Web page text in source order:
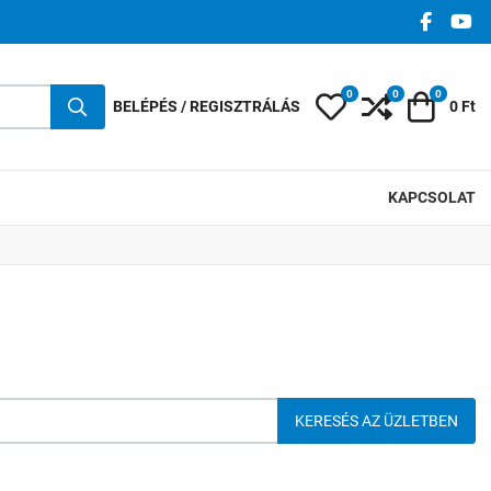
BELÉPÉS / REGISZTRÁLÁS Kedvencek
0 0 Kosár
0
0 Ft
KAPCSOLAT